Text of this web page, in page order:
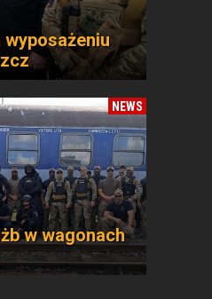
wyposażeniu
NEWS
w wagonach